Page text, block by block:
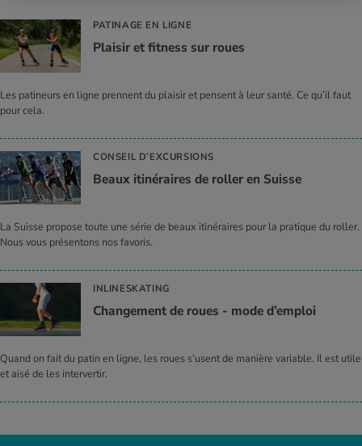
PATINAGE EN LIGNE
Plai­sir et fit­ness sur roues
Les patineurs en ligne prennent du plaisir et pensent à leur santé. Ce qu’il faut
pour cela.
CONSEIL D’EXCURSIONS
Beaux iti­né­raires de rol­ler en Suisse
La Suisse propose toute une série de beaux itinéraires pour la pratique du roller.
Nous vous présentons nos favoris.
INLINESKATING
Chan­ge­ment de roues - mode d’em­ploi
Quand on fait du patin en ligne, les roues s’usent de manière variable. Il est utile
et aisé de les intervertir.